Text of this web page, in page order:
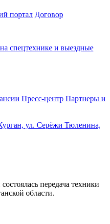
портал Договор
спецтехнике и выездные
Пресс-центр Партнеры и
ул. Серёжи Тюленина,
передача техники
области.